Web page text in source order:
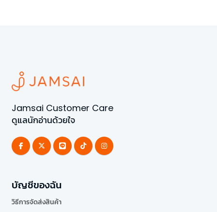
Jamsai Customer Care
ดูแลนักอ่านด้วยใจ
บัญชีของฉัน
วิธีการจัดส่งสินค้า